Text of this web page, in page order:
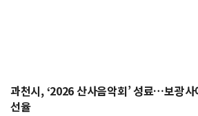
과천시, ‘2026 산사음악회’ 성료…보광사
선율